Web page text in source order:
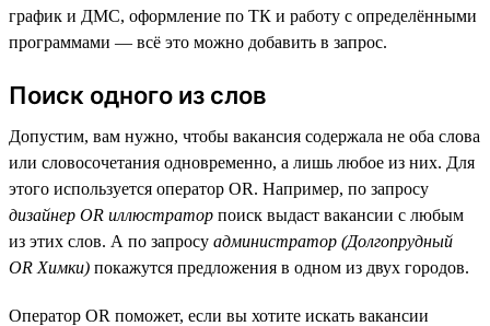
график и ДМС, оформление по ТК и работу с определёнными
программами — всё это можно добавить в запрос.
Поиск одного из слов
Допустим, вам нужно, чтобы вакансия содержала не оба слова
или словосочетания одновременно, а лишь любое из них. Для
этого используется оператор OR. Например, по запросу
дизайнер OR иллюстратор поиск выдаст вакансии с любым
из этих слов. А по запросу администратор (Долгопрудный
OR Химки) покажутся предложения в одном из двух городов.
Оператор OR поможет, если вы хотите искать вакансии